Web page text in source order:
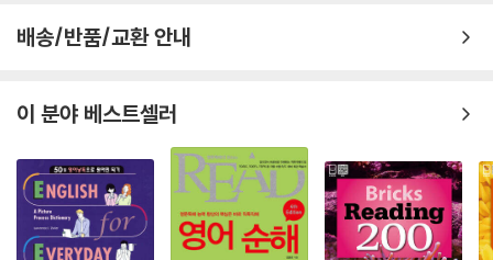
배송/반품/교환 안내
이 분야 베스트셀러